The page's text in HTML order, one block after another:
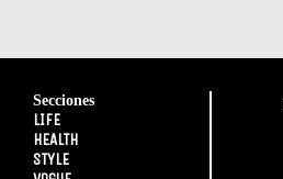
Secciones
LIFE
HEALTH
STYLE